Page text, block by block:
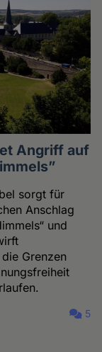
Angriff auf
sorgt für
Anschlag
und
Grenzen
5